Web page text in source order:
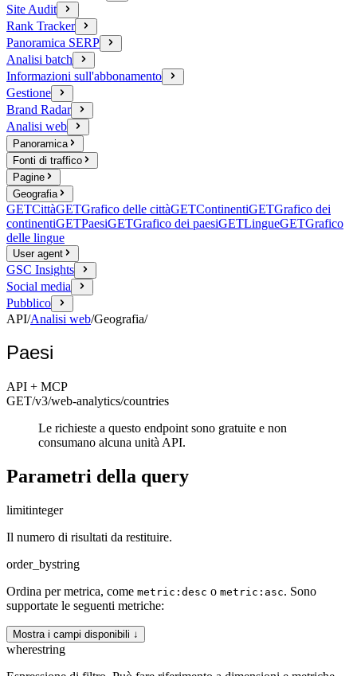
Site Audit
Rank Tracker
Panoramica SERP
Analisi batch
Informazioni sull'abbonamento
Gestione
Brand Radar
Analisi web
Panoramica
Fonti di traffico
Pagine
Geografia
GETCittàGETGrafico delle cittàGETContinentiGETGrafico dei
continentiGETPaesiGETGrafico dei paesiGETLingueGETGrafico
delle lingue
User agent
GSC Insights
Social media
Pubblico
API/Analisi web/Geografia/
Paesi
API + MCP
GET/v3/web-analytics/countries
Le richieste a questo endpoint sono gratuite e non
consumano alcuna unità API.
Parametri della query
limitinteger
Il numero di risultati da restituire.
order_bystring
Ordina per metrica, come metric:desc o metric:asc. Sono
supportate le seguenti metriche:
Mostra i campi disponibili ↓
wherestring